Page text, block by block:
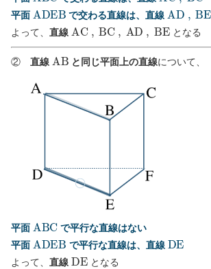
平面 A DEB で交わる直線は、直線 A D BE
よって、 直線 A C BC A D BE となる
② 直線 A B と同じ平面上の直線について、
平面 A BC で平行な直線はない
平面 A DEB で平行な直線は、直線 DE
よって、 直線 DE となる